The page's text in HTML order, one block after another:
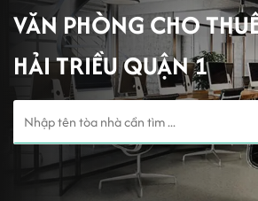
VĂN PHÒNG CHO
HẢI TRIỀU QUẬN 1